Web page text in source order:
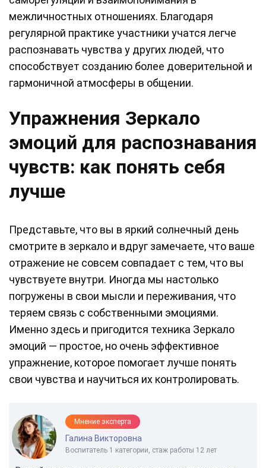
межличностных отношениях. Благодаря
регулярной практике участники учатся легче
распознавать чувства у других людей, что
способствует созданию более доверительной и
гармоничной атмосферы в общении.
Упражнения Зеркало
эмоций для распознавания
чувств: как понять себя
лучше
Представьте, что вы в яркий солнечный день
смотрите в зеркало и вдруг замечаете, что ваше
отражение не совсем совпадает с тем, что вы
чувствуете внутри. Иногда мы настолько
погружены в свои мысли и переживания, что
теряем связь с собственными эмоциями.
Именно здесь и пригодится техника Зеркало
эмоций — простое, но очень эффективное
упражнение, которое помогает лучше понять
свои чувства и научиться их контролировать.
Мнение эксперта
Галина Викторовна
Воспитатель 1 категории, стаж работы 12 лет